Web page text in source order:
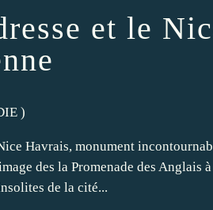
et le
)
Havrais, monument
des la Promenade des
de la cité...